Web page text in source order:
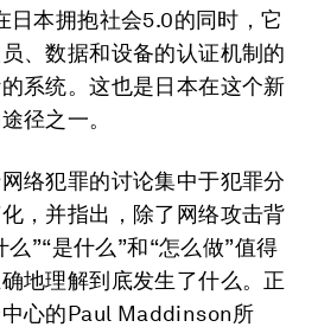
日本拥抱社会5.0的同时，它
、数据和设备的认证机制的
系统。这也是日本在这个新
径之一。
络犯罪的讨论集中于犯罪分
，并指出，除了网络攻击背
么”“是什么”和“怎么做”值得
地理解到底发生了什么。正
心的Paul Maddinson所